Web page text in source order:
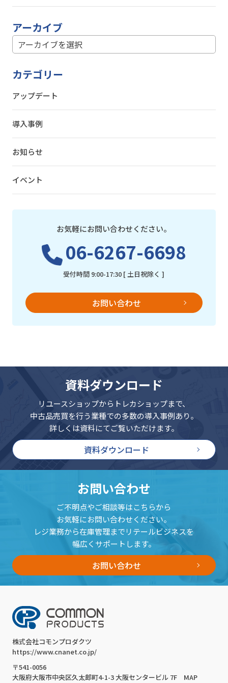
アーカイブ
カテゴリー
アップデート
導入事例
お知らせ
イベント
お気軽にお問い合わせください。
06-6267-6698
受付時間 9:00-17:30 [ 土日祝除く ]
お問い合わせ
資料ダウンロード
リユースショップからトレカショップまで、
中古品売買を行う業種での多数の導入事例あり。
詳しくは資料にてご覧いただけます。
資料ダウンロード
お問い合わせ
ご不明点やご相談等はこちらから
お気軽にお問い合わせください。
レジ業務から在庫管理までリテールビジネスを
幅広くサポートします。
お問い合わせ
株式会社コモンプロダクツ
https://www.cnanet.co.jp/
〒541-0056
大阪府大阪市中央区久太郎町4-1-3 大阪センタービル 7F
MAP